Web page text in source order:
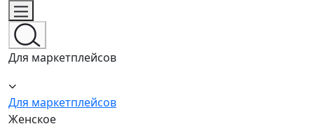
Для маркетплейсов
Для маркетплейсов
Женское